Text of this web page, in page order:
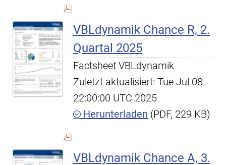
VBLdynamik Chance R, 2.
Quartal 2025
Factsheet VBLdynamik
Zuletzt aktualisiert: Tue Jul 08
22:00:00 UTC 2025
Herunterladen (PDF, 229 KB)
VBLdynamik Chance A, 3.